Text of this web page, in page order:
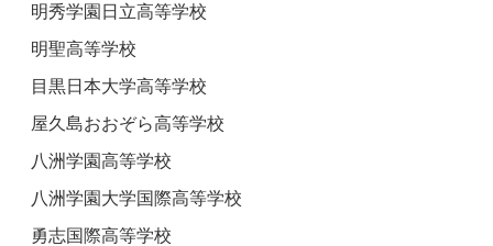
明秀学園日立高等学校
明聖高等学校
目黒日本大学高等学校
屋久島おおぞら高等学校
八洲学園高等学校
八洲学園大学国際高等学校
勇志国際高等学校